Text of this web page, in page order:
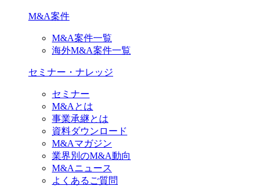
M&A案件
M&A案件一覧
海外M&A案件一覧
セミナー・ナレッジ
セミナー
M&Aとは
事業承継とは
資料ダウンロード
M&Aマガジン
業界別のM&A動向
M&Aニュース
よくあるご質問